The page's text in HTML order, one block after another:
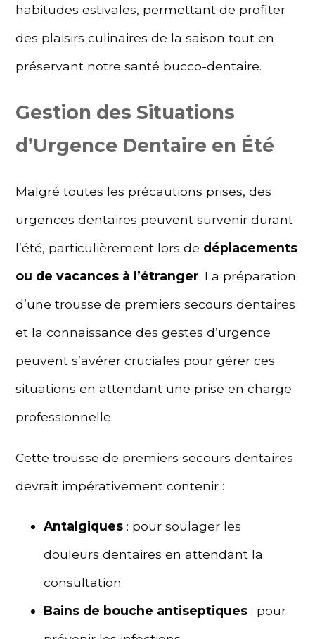
habitudes estivales, permettant de profiter
des plaisirs culinaires de la saison tout en
préservant notre santé bucco-dentaire.
Gestion des Situations
d’Urgence Dentaire en Été
Malgré toutes les précautions prises, des
urgences dentaires peuvent survenir durant
l’été, particulièrement lors de déplacements
ou de vacances à l’étranger. La préparation
d’une trousse de premiers secours dentaires
et la connaissance des gestes d’urgence
peuvent s’avérer cruciales pour gérer ces
situations en attendant une prise en charge
professionnelle.
Cette trousse de premiers secours dentaires
devrait impérativement contenir :
Antalgiques: pour soulager les
douleurs dentaires en attendant la
consultation
Bains de bouche antiseptiques: pour